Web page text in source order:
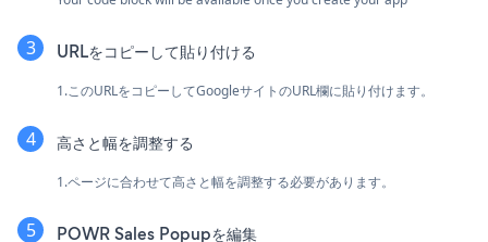
URLをコピーして貼り付ける
1.このURLをコピーしてGoogleサイトのURL欄に貼り付けます。
高さと幅を調整する
1.ページに合わせて高さと幅を調整する必要があります。
POWR Sales Popupを編集